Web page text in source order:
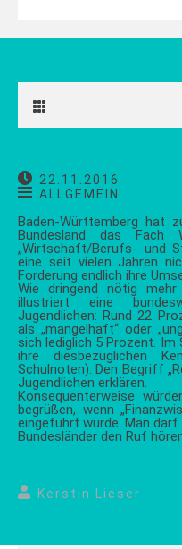
22.11.2016
ALLGEMEIN
Baden-Württemberg hat
Bundesland das Fach
„Wirtschaft/Berufs- und
eine seit vielen Jahren
Forderung endlich ihre
Wie dringend nötig
illustriert eine
Jugendlichen: Rund 22
als „mangelhaft“ oder
sich lediglich 5 Prozent. Im
ihre diesbezüglichen
Schulnoten). Den Begriff
Jugendlichen erklären.
Konsequenterweise
begrüßen, wenn
eingeführt würde. Man
Bundesländer den Ruf
Kerstin Lieser